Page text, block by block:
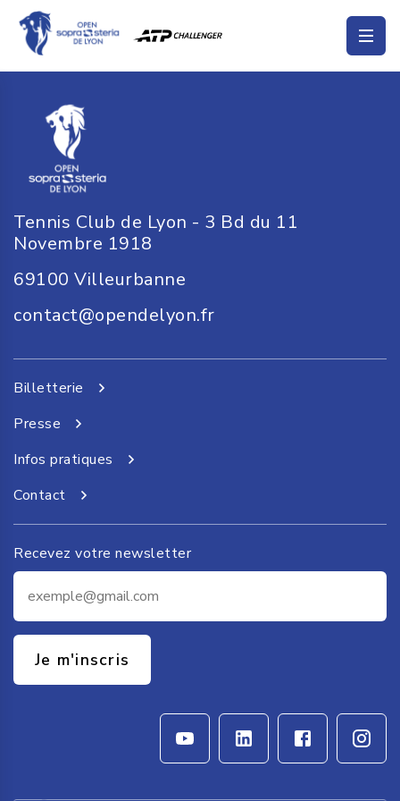
Tennis Club de Lyon - 3 Bd du 11
Novembre 1918
69100 Villeurbanne
contact@opendelyon.fr
Billetterie
Presse
Infos pratiques
Contact
Recevez votre newsletter
Je m'inscris